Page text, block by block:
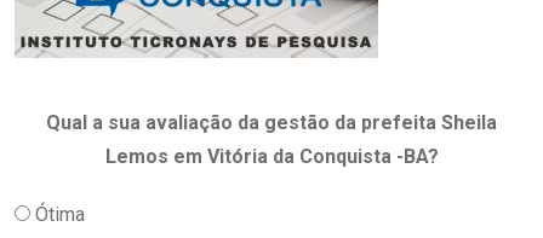
Qual a sua avaliação da gestão da prefeita Sheila
Lemos em Vitória da Conquista -BA?
Ótima